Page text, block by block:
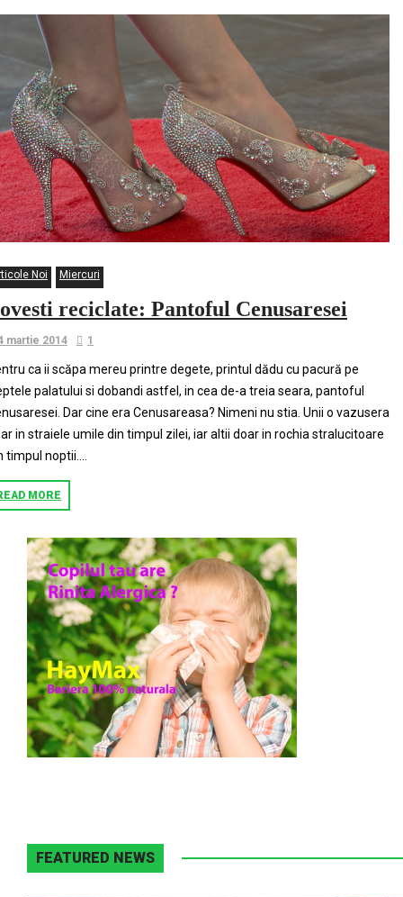
Noi Miercuri
reciclate: Pantoful Cenusaresei
martie 2014 1
ca ii scăpa mereu printre degete, printul dădu cu pacură pe
palatului si dobandi astfel, in cea de-a treia seara, pantoful
Dar cine era Cenusareasa? Nimeni nu stia. Unii o vazusera
in straiele umile din timpul zilei, iar altii doar in rochia stralucitoare
timpul noptii....
MORE
FEATURED NEWS